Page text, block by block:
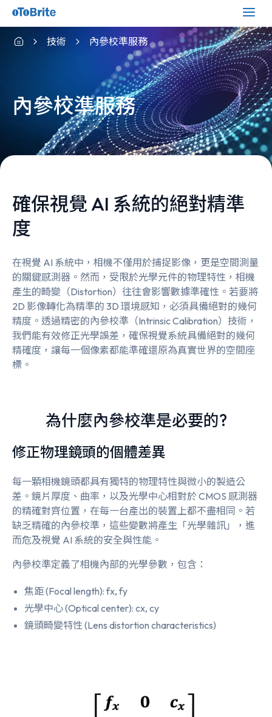
技術 內參校準服務
內參校準服務
確保視覺 AI 系統的絕對精準
度
在視覺 AI 系統中，相機不僅用於捕捉影像，更是空間測量
的關鍵感測器。然而，受限於光學元件的物理特性，相機
產生的畸變（Distortion）往往會影響數據準確性。若要將
2D 影像轉化為精準的 3D 環境感知，必須具備絕對的幾何
精度。透過精密的內參校準（Intrinsic Calibration）技術，
我們能有效修正光學誤差，確保視覺系統具備絕對的幾何
精確度，讓每一個像素都能準確還原為真實世界的空間座
標。
為什麼內參校準是必要的?
修正物理鏡頭的個體差異
每一顆相機鏡頭都具有獨特的物理特性與微小的製造公
差。鏡片厚度、曲率，以及光學中心相對於 CMOS 感測器
的精確對齊位置，在每一台產出的裝置上都不盡相同。若
缺乏精確的內參校準，這些變數將產生「光學雜訊」，進
而危及視覺 AI 系統的安全與性能。
內參校準定義了相機內部的光學參數，包含：
焦距 (Focal length): fx, fy
光學中心 (Optical center): cx, cy
鏡頭畸變特性 (Lens distortion characteristics)